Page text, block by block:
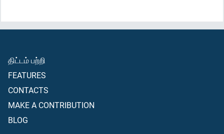
திட்டம் பற்றி
FEATURES
CONTACTS
MAKE A CONTRIBUTION
BLOG